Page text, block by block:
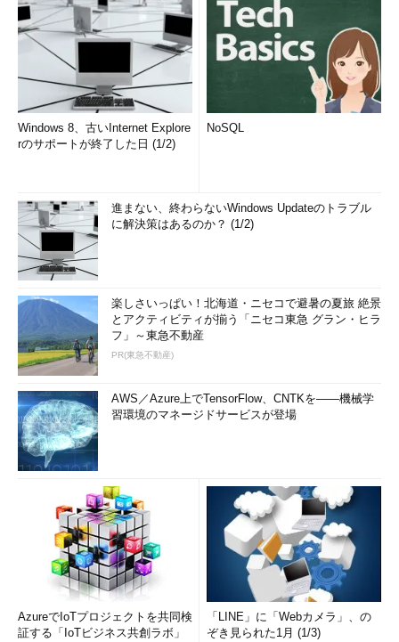
Windows 8、古いInternet Explore
rのサポートが終了した日 (1/2)
NoSQL
進まない、終わらないWindows Updateのトラブル
に解決策はあるのか？ (1/2)
楽しさいっぱい！北海道・ニセコで避暑の夏旅 絶景
とアクティビティが揃う「ニセコ東急 グラン・ヒラ
フ」～東急不動産
PR(東急不動産)
AWS／Azure上でTensorFlow、CNTKを――機械学
習環境のマネージドサービスが登場
AzureでIoTプロジェクトを共同検
証する「IoTビジネス共創ラボ」
「LINE」に「Webカメラ」、の
ぞき見られた1月 (1/3)